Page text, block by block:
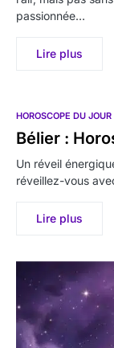
passionnée…
Lire plus
HOROSCOPE DU JOUR
Bélier :
Un réveil
réveillez-vous
Lire plus